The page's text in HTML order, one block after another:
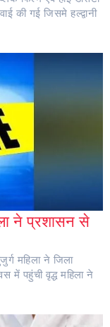
की गई जिसमे हल्द्वानी
ने प्रशासन से
महिला ने जिला
में पहुंची वृद्ध महिला ने